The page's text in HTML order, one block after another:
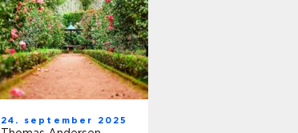
24. september 2025